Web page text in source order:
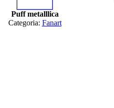
Puff metalllica
Categoria: Fanart